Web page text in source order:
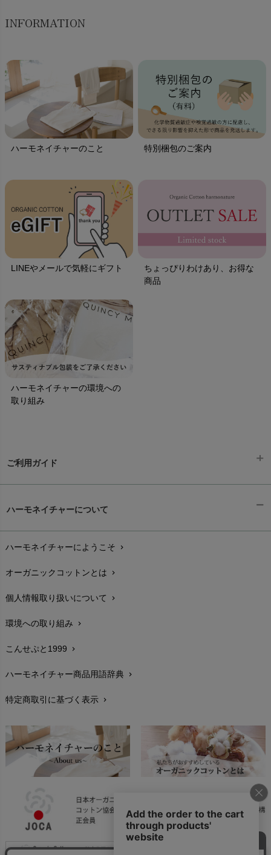
INFORMATION
ハーモネイチャーのこと 特別梱包のご案内
LINEやメールで気軽にギフト
ちょっぴりわけあり、お得な
商品
ハーモネイチャーの環境への
取り組み
ご利用ガイド
配送と送料chevron_right
在庫状況と発送予定chevron_right
サイズ・寸法chevron_right
生地・素材chevron_right
お手入れについて
レビューを書こうchevron_right
返品交換chevron_right
FAXでのご注文
お問い合わせchevron_right
ハーモネイチャーについて
ハーモネイチャーにようこそ chevron_right
オーガニックコットンとは chevron_right
個人情報取り扱いについて chevron_right
環境への取り組み chevron_right
こんせぷと1999 chevron_right
ハーモネイチャー商品用語辞典 chevron_right
特定商取引に基づく表示 chevron_right